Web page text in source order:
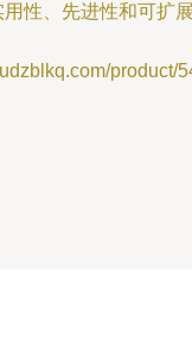
性、先进性和可扩
product/